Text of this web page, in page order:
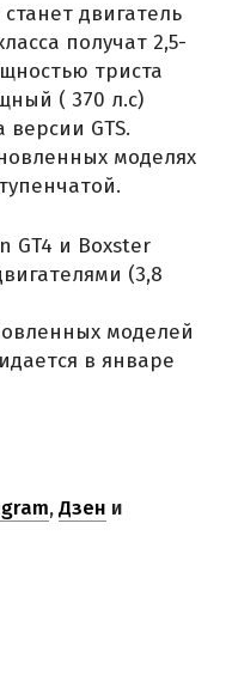
двигатель
получат 2,5-
триста
( 370 л.с)
версии GTS.
моделях
GT4 и Boxster
(3,8
моделей
в январе
,Дзен и